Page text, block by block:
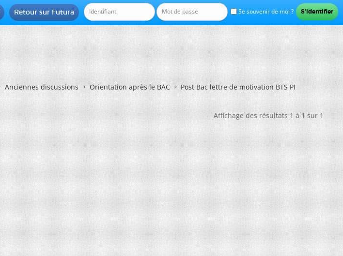
Se souvenir de moi ?
Retour sur Futura
Anciennes discussions Orientation après le BAC Post Bac lettre de motivation BTS PI
Affichage des résultats 1 à 1 sur 1